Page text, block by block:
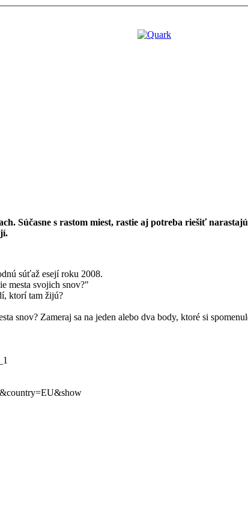
Súčasne s rastom miest, rastie aj potreba riešiť
súťaž esejí roku 2008.
mesta svojich snov?"
ktorí tam žijú?
snov? Zameraj sa na jeden alebo dva body, ktoré si